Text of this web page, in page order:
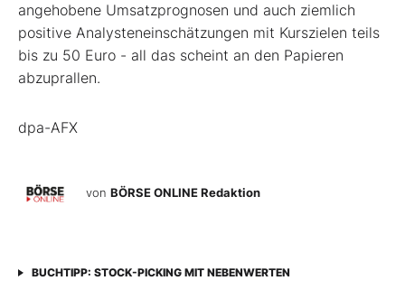
angehobene Umsatzprognosen und auch ziemlich
positive Analysteneinschätzungen mit Kurszielen teils
bis zu 50 Euro - all das scheint an den Papieren
abzuprallen.
dpa-AFX
von BÖRSE ONLINE Redaktion
BUCHTIPP: STOCK-PICKING MIT NEBENWERTEN